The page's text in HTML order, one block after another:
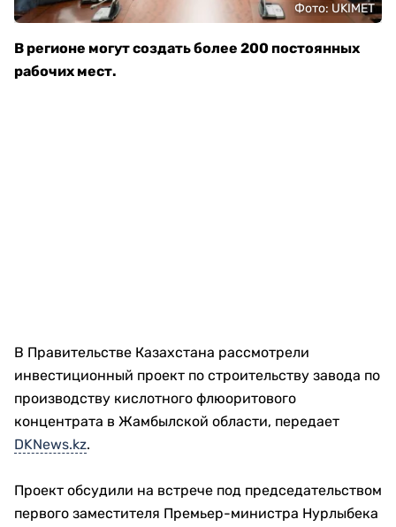
Фото: UKIMET
В регионе могут создать более 200 постоянных
рабочих мест.
В Правительстве Казахстана рассмотрели
инвестиционный проект по строительству завода по
производству кислотного флюоритового
концентрата в Жамбылской области, передает
DKNews.kz.
Проект обсудили на встрече под председательством
первого заместителя Премьер-министра Нурлыбека